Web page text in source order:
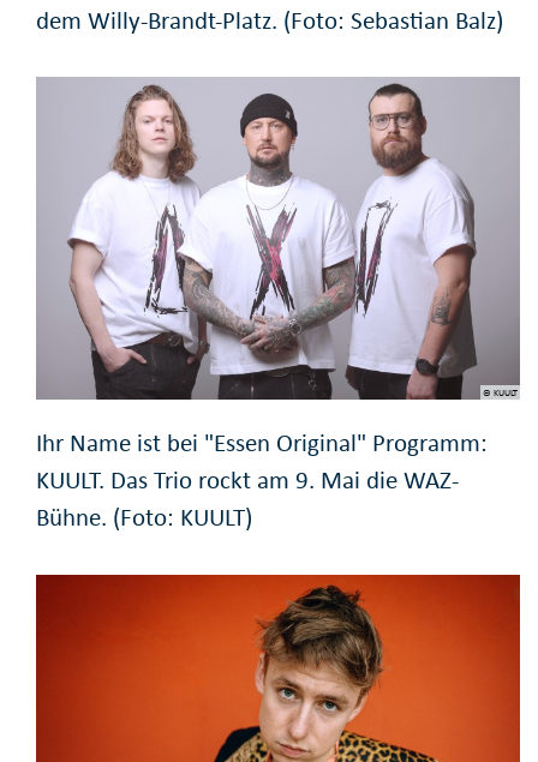
dem Willy-Brandt-Platz. (Foto: Sebastian Balz)
© KUULT
Ihr Name ist bei "Essen Original" Programm:
KUULT. Das Trio rockt am 9. Mai die WAZ-
Bühne. (Foto: KUULT)